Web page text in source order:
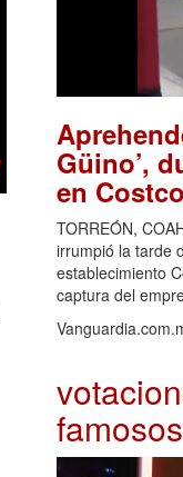
Güino’,
en
TORREÓN,
irrumpió la tarde
establecimiento
captura del